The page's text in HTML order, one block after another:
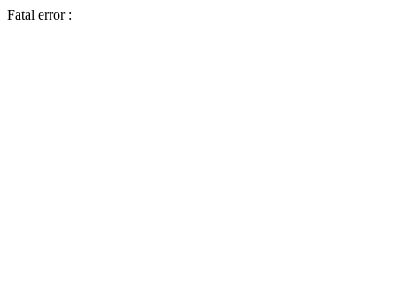
Fatal error :